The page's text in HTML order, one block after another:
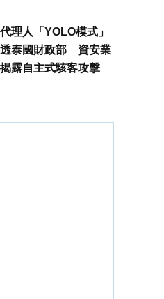
理人「YOLO模式」
泰國財政部 資安業
露自主式駭客攻擊